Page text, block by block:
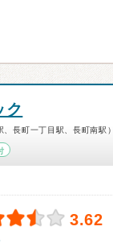
ク
長町一丁目駅、長町南駅）
3.62